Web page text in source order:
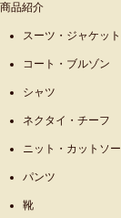
商品紹介
スーツ・ジャケット
コート・ブルゾン
シャツ
ネクタイ・チーフ
ニット・カットソー
パンツ
靴